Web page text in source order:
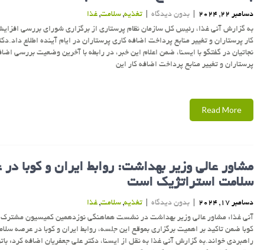
دسامبر 22, 2024 بدون دیدگاه تغذیه, سلامت, غذا
به گزارش آنی غذا، رئیس کل سازمان نظام پرستاری از برگزاری شورای بررسی
کار پرستاران و تغییر منابع پرداخت اضافه کاری پرستاران در ایام آینده اطلاع
نجاتیان در گفتگو با ایسنا، ضمن اعلام این خبر، در رابطه با آخرین وضعیت بررسی
پرستاران و تغییر منابع پرداخت اضافه کار این
Read More
مشاور عالی وزیر بهداشت: روابط ایران و کوبا
سلامت استراتژیک است
دسامبر 17, 2024 بدون دیدگاه تغذیه, سلامت, غذا
آنی غذا: مشاور عالی وزیر بهداشت در نشست هماهنگی نوزدهمین کمیسیون مشترک
کوبا ضمن تاکید بر اهمیت برگزاری بموقع این جلسه، روابط ایران و کوبا در عرصه
راهبردی خواند.به گزارش آنی غذا به نقل از ایسنا، دکتر علی جعفریان اضافه کرد: